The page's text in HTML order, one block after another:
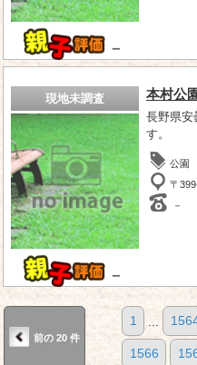
－
現地未調査
－
本村公
長野県安
す。
公園
〒
－
前の 20 件
1
1566